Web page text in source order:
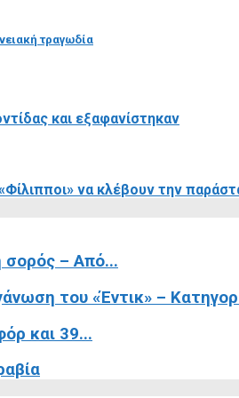
τραγωδία
και εξαφανίστηκαν
να κλέβουν την
σορός – Από...
του «Έντικ» –
και 39...